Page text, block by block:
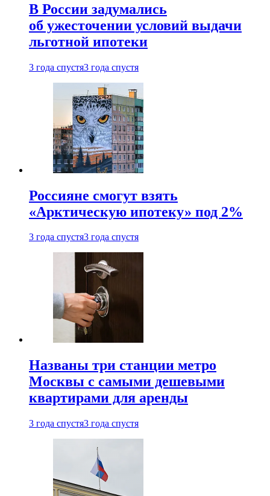
В России задумались
об ужесточении условий выдачи
льготной ипотеки
3 года спустя3 года спустя
Россияне смогут взять
«Арктическую ипотеку» под 2%
3 года спустя3 года спустя
Названы три станции метро
Москвы с самыми дешевыми
квартирами для аренды
3 года спустя3 года спустя